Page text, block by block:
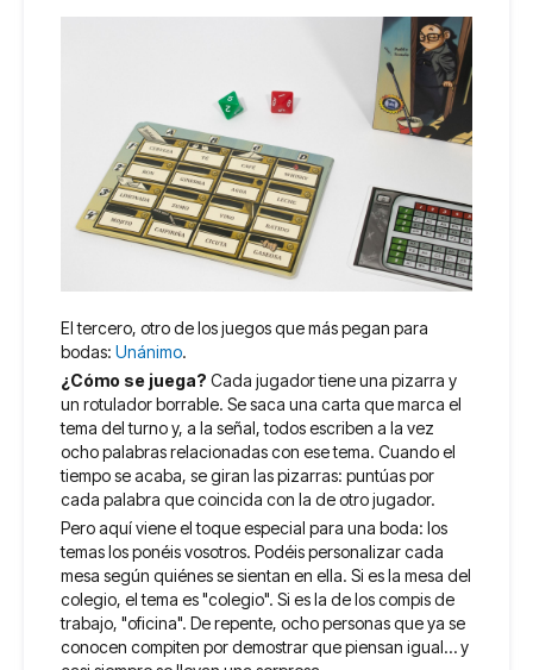
El tercero, otro de los juegos que más pegan para
bodas: Unánimo.
¿Cómo se juega? Cada jugador tiene una pizarra y
un rotulador borrable. Se saca una carta que marca el
tema del turno y, a la señal, todos escriben a la vez
ocho palabras relacionadas con ese tema. Cuando el
tiempo se acaba, se giran las pizarras: puntúas por
cada palabra que coincida con la de otro jugador.
Pero aquí viene el toque especial para una boda: los
temas los ponéis vosotros. Podéis personalizar cada
mesa según quiénes se sientan en ella. Si es la mesa del
colegio, el tema es "colegio". Si es la de los compis de
trabajo, "oficina". De repente, ocho personas que ya se
conocen compiten por demostrar que piensan igual… y